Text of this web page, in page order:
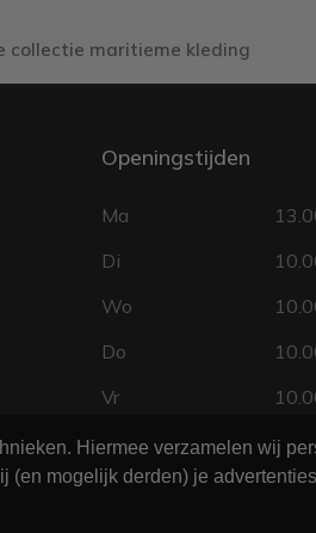
Hiermee verzamelen wij
mogelijk derden) je
collectie maritieme kleding
Openingstijden
Ma
Di
Wo
Do
Vr
Za
Zo